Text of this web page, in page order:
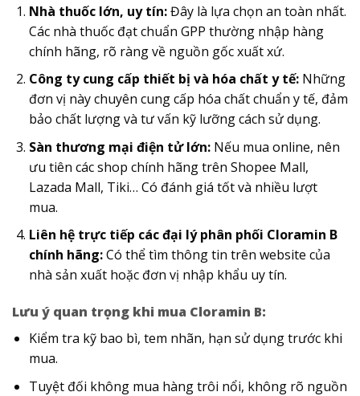
Nhà thuốc lớn, uy tín:Đây là lựa chọn an toàn nhất.
Các nhà thuốc đạt chuẩn GPP thường nhập hàng
chính hãng, rõ ràng về nguồn gốc xuất xứ.
Công ty cung cấp thiết bị và hóa chất y tế:Những
đơn vị này chuyên cung cấp hóa chất chuẩn y tế, đảm
bảo chất lượng và tư vấn kỹ lưỡng cách sử dụng.
Sàn thương mại điện tử lớn:Nếu mua online, nên
ưu tiên các shop chính hãng trên Shopee Mall,
Lazada Mall, Tiki… Có đánh giá tốt và nhiều lượt
mua.
Liên hệ trực tiếp các đại lý phân phối Cloramin B
chính hãng:Có thể tìm thông tin trên website của
nhà sản xuất hoặc đơn vị nhập khẩu uy tín.
Lưu ý quan trọng khi mua Cloramin B:
Kiểm tra kỹ bao bì, tem nhãn, hạn sử dụng trước khi
mua.
Tuyệt đối không mua hàng trôi nổi, không rõ nguồn